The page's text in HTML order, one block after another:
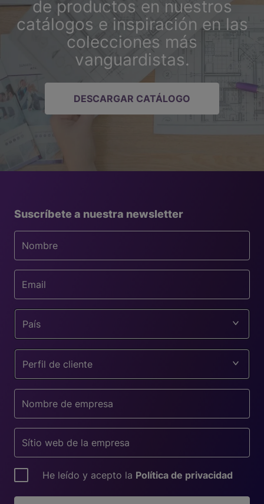
de productos en nuestros
catálogos e inspiración en las
colecciones más
vanguardistas.
DESCARGAR CATÁLOGO
Suscríbete a nuestra newsletter
País
Perfil de cliente
He leído y acepto la Política de privacidad